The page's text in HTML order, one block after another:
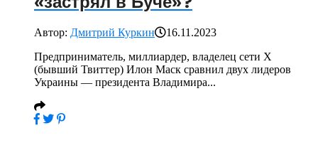
Автор: Дмитрий Куркин
16.11.2023
Предприниматель, миллиардер, владелец сети Х
(бывший Твиттер) Илон Маск сравнил двух лидеров
Украины — президента Владимира...